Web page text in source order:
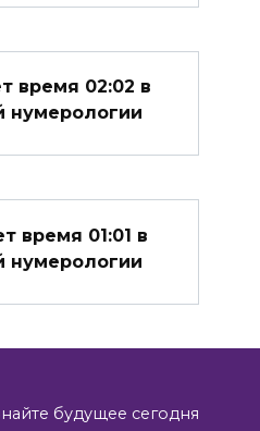
время 02:02 в
нумерологии
время 01:01 в
нумерологии
будущее сегодня